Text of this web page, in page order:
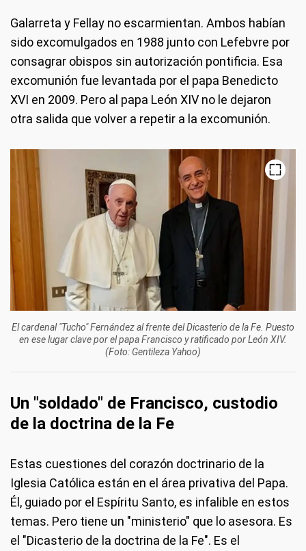
Galarreta y Fellay no escarmientan. Ambos habían
sido excomulgados en 1988 junto con Lefebvre por
consagrar obispos sin autorización pontificia. Esa
excomunión fue levantada por el papa Benedicto
XVI en 2009. Pero al papa León XIV no le dejaron
otra salida que volver a repetir a la excomunión.
El cardenal "Tucho" Fernández al frente del Dicasterio de la Fe. Puesto
en ese lugar clave por el papa Francisco y ratificado por León XIV.
(Foto: Gentileza Yahoo)
Un "soldado" de Francisco, custodio
de la doctrina de la Fe
Estas cuestiones del corazón doctrinario de la
Iglesia Católica están en el área privativa del Papa.
Él, guiado por el Espíritu Santo, es infalible en estos
temas. Pero tiene un "ministerio" que lo asesora. Es
el "Dicasterio de la doctrina de la Fe". Es el